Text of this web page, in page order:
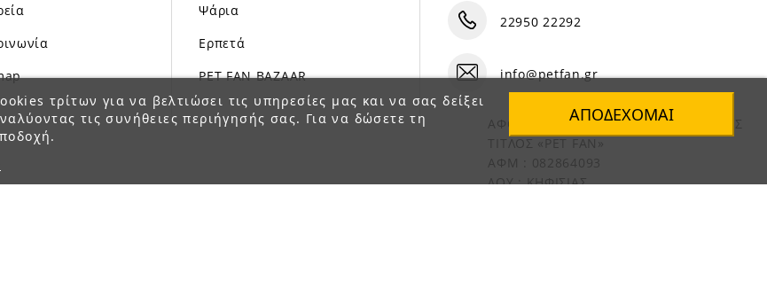
Ψάρια
Ερπετά
PET FAN BAZAAR
τρίτων για να βελτιώσει τις υπηρεσίες μας και να σας δείξει
τις συνήθειες περιήγησής σας. Για να δώσετε τη
ΑΠΟΔΈΧΟΜΑΙ
22950 22292
info@petfan.gr
ΑΦΟΙ ΧΑΤΖΗΓΕΩΡΓΙΟΥ Ο.Ε. ΔΙΑΚΡΙΤΙΚΟΣ
ΤΙΤΛΟΣ «PET FAN»
ΑΦΜ : 082864093
ΔΟΥ : ΚΗΦΙΣΙΑΣ